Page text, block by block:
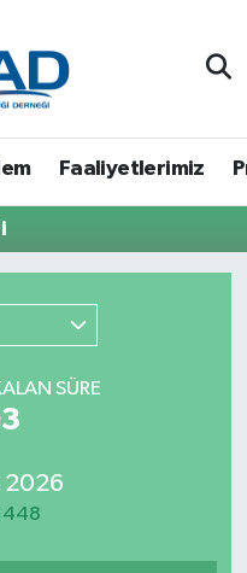
Faaliyetlerimiz
SÜRE
2026